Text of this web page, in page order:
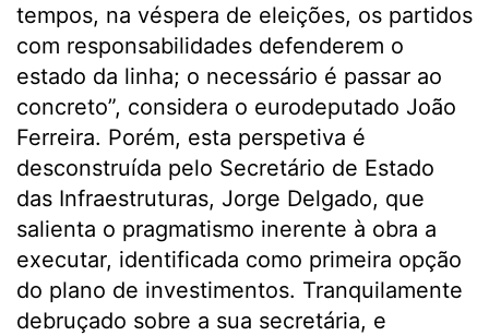
tempos, na véspera de eleições, os partidos
com responsabilidades defenderem o
estado da linha; o necessário é passar ao
concreto”, considera o eurodeputado João
Ferreira. Porém, esta perspetiva é
desconstruída pelo Secretário de Estado
das Infraestruturas, Jorge Delgado, que
salienta o pragmatismo inerente à obra a
executar, identificada como primeira opção
do plano de investimentos. Tranquilamente
debruçado sobre a sua secretária, e